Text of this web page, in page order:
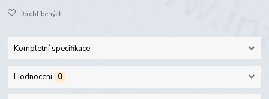
Do oblíbených
Kompletní specifikace
Hodnocení 0